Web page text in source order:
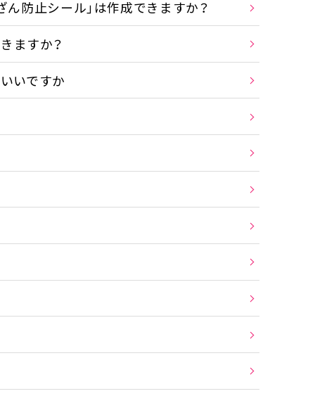
ん防止シール」は作成できますか？
ますか？
いですか